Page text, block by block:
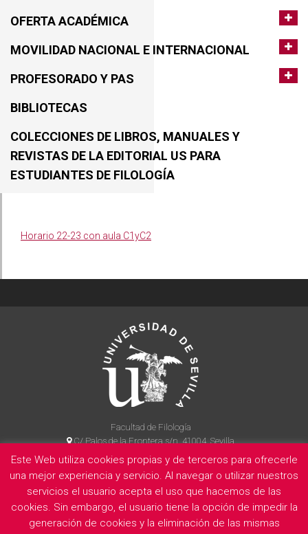
OFERTA ACADÉMICA
MOVILIDAD NACIONAL E INTERNACIONAL
PROFESORADO Y PAS
BIBLIOTECAS
COLECCIONES DE LIBROS, MANUALES Y
REVISTAS DE LA EDITORIAL US PARA
ESTUDIANTES DE FILOLOGÍA
Horario 22-23 con aula C1yC2
Facultad de Filología
C/ Palos de la Frontera s/n, 41004, Sevilla
954 55 14 90
La Facultad Información legal Politica de privacidad Cookies
E
Este Web utiliza cookies propias y de terceros para ofrecerle
una mejor experiencia y servicio. Al navegar o utilizar nuestros
servicios el usuario acepta el uso que hacemos de las
cookies. Sin embargo, el usuario tiene la opción de impedir la
generación de cookies y la eliminación de las mismas